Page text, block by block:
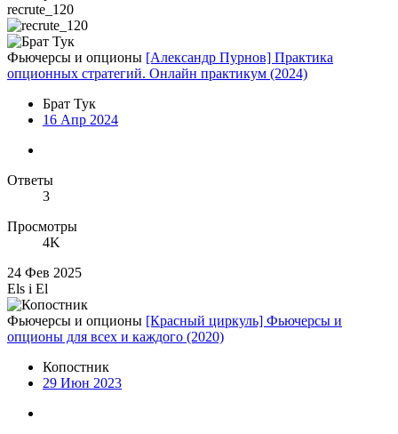
recrute_120
Фьючерсы и опционы [Александр Пурнов] Практика
опционных стратегий. Онлайн практикум (2024)
Брат Тук
16 Апр 2024
Ответы
3
Просмотры
4K
24 Фев 2025
Els i El
Фьючерсы и опционы [Красный циркуль] Фьючерсы и
опционы для всех и каждого (2020)
Копостник
29 Июн 2023